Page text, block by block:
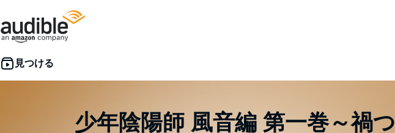
少年陰陽師 風音編 第一巻～禍つ